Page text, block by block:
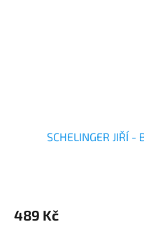
SCHELINGER JIŘÍ
489 Kč